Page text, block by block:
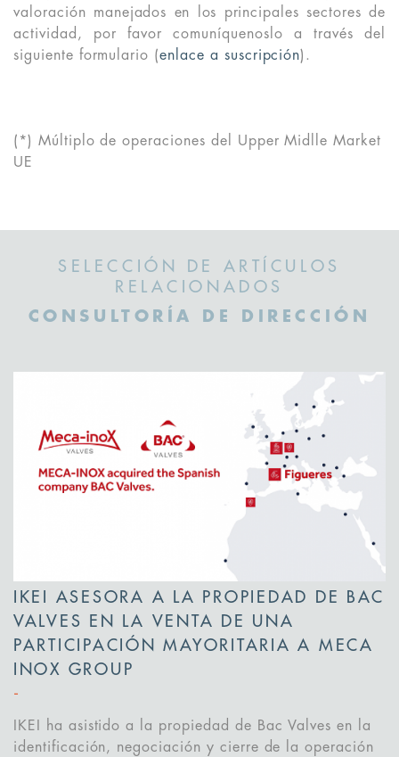
valoración manejados en los principales sectores de
actividad, por favor comuníquenoslo a través del
siguiente formulario (enlace a suscripción).
(*) Múltiplo de operaciones del Upper Midlle Market
UE
SELECCIÓN DE ARTÍCULOS
RELACIONADOS
CONSULTORÍA DE DIRECCIÓN
IKEI ASESORA A LA PROPIEDAD DE BAC
VALVES EN LA VENTA DE UNA
PARTICIPACIÓN MAYORITARIA A MECA
INOX GROUP
IKEI ha asistido a la propiedad de Bac Valves en la
identificación, negociación y cierre de la operación